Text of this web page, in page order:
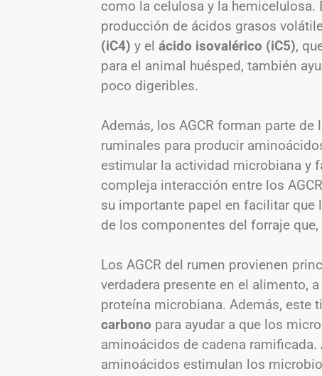
como la celulosa y la
producción de ácidos grasos
(iC4) y el ácido isovalérico (iC5),
para el animal huésped, también
poco digeribles.
Además, los AGCR forman parte
ruminales para producir
estimular la actividad microbiana y
compleja interacción entre los
su importante papel en facilitar que
de los componentes del forraje
Los AGCR del rumen provienen
verdadera presente en el alimento,
proteína microbiana. Además, este
carbono para ayudar a que los
aminoácidos de cadena
aminoácidos estimulan los